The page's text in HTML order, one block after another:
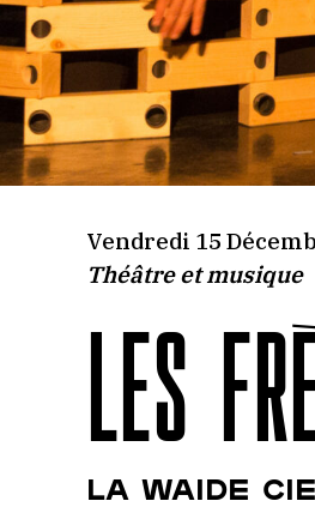
Vendredi 15
Théâtre et musique
LES
La Waide Cie